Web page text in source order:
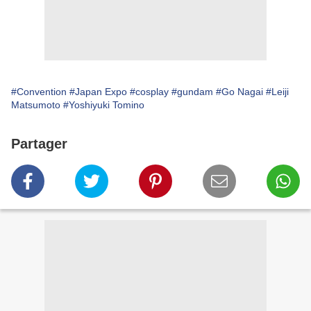
#Convention #Japan Expo #cosplay #gundam #Go Nagai #Leiji
Matsumoto #Yoshiyuki Tomino
Partager